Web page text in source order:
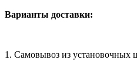
Варианты доставки:
1. Самовывоз из установочных